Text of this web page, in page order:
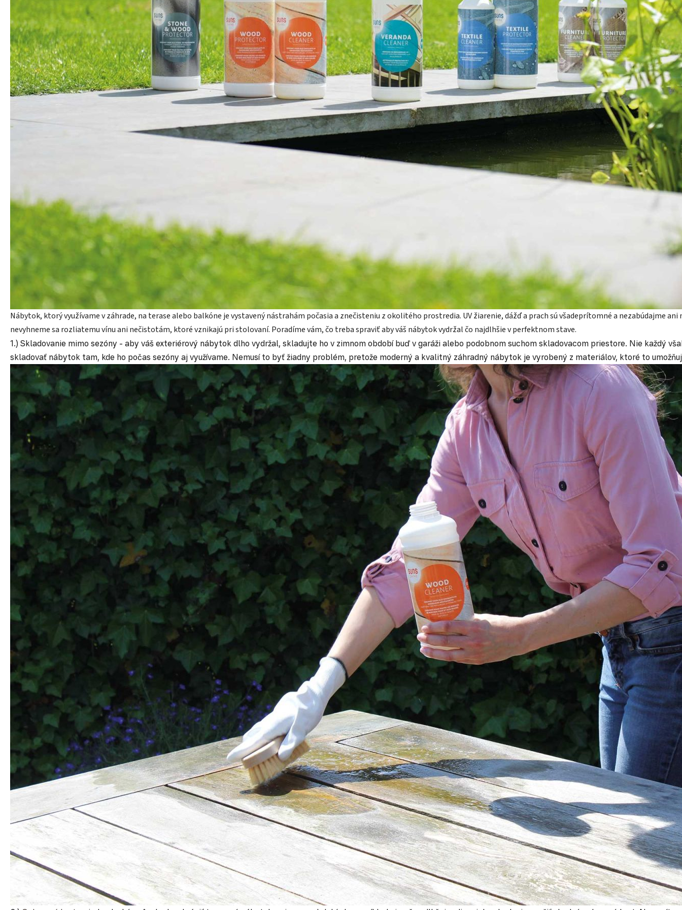
Nábytok, ktorý využívame v záhrade, na terase alebo balkóne je vystavený nástrahám počasia a znečisteniu z okolitého prostredia. UV žiarenie, dážď a prach sú všadeprítomné a nezabúdajme
nevyhneme sa rozliatemu vínu ani nečistotám, ktoré vznikajú pri stolovaní. Poradíme vám, čo treba spraviť aby váš nábytok vydržal čo najdlhšie v perfektnom stave.
1.) Skladovanie mimo sezóny - aby váš exteriérový nábytok dlho vydržal, skladujte ho v zimnom období buď v garáži alebo podobnom suchom skladovacom priestore. Nie každý
skladovať nábytok tam, kde ho počas sezóny aj využívame. Nemusí to byť žiadny problém, pretože moderný a kvalitný záhradný nábytok je vyrobený z materiálov, ktoré to